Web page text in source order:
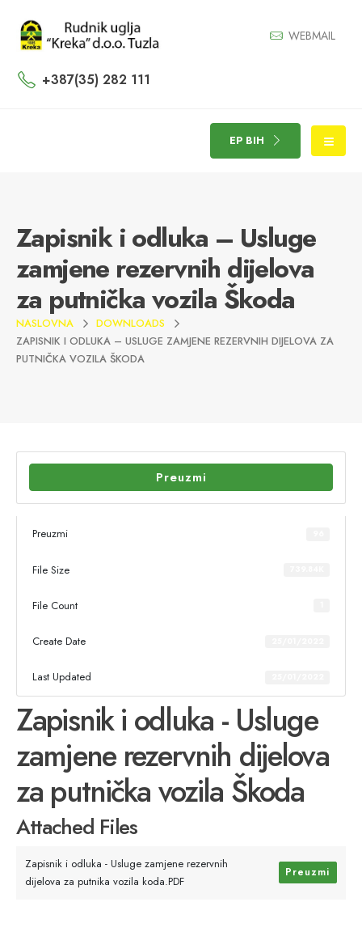
WEBMAIL
+387(35) 282 111
EP BIH
Zapisnik i odluka – Usluge
zamjene rezervnih dijelova
za putnička vozila Škoda
NASLOVNA
DOWNLOADS
ZAPISNIK I ODLUKA – USLUGE ZAMJENE REZERVNIH DIJELOVA ZA
PUTNIČKA VOZILA ŠKODA
Preuzmi
Preuzmi
File Size
File Count
Create Date
Last Updated
Zapisnik i odluka - Usluge
zamjene rezervnih dijelova
za putnička vozila Škoda
Attached Files
Zapisnik i odluka - Usluge zamjene rezervnih
dijelova za putnika vozila koda.PDF
Preuzmi